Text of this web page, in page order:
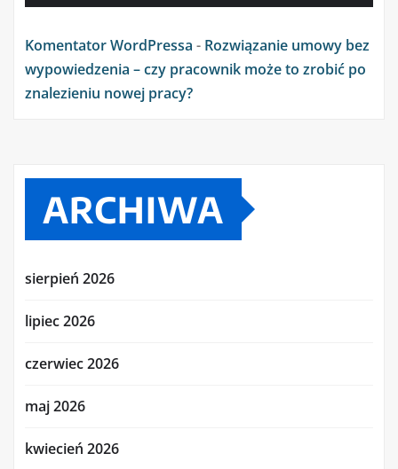
Komentator WordPressa - Rozwiązanie umowy bez
wypowiedzenia – czy pracownik może to zrobić po
znalezieniu nowej pracy?
ARCHIWA
sierpień 2026
lipiec 2026
czerwiec 2026
maj 2026
kwiecień 2026